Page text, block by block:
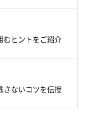
したり、はなから
ましょう。
むヒントをご紹介
さないコツを伝授